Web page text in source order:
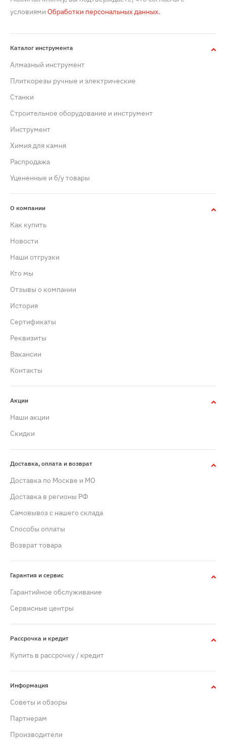
условиями Обработки персональных данных.
Каталог инструмента
Алмазный инструмент
Плиткорезы ручные и электрические
Станки
Строительное оборудование и инструмент
Инструмент
Химия для камня
Распродажа
Уцененные и б/у товары
О компании
Как купить
Новости
Наши отгрузки
Кто мы
Отзывы о компании
История
Сертификаты
Реквизиты
Вакансии
Контакты
Акции
Наши акции
Скидки
Доставка, оплата и возврат
Доставка по Москве и МО
Доставка в регионы РФ
Самовывоз с нашего склада
Способы оплаты
Возврат товара
Гарантия и сервис
Гарантийное обслуживание
Сервисные центры
Рассрочка и кредит
Купить в рассрочку / кредит
Информация
Советы и обзоры
Партнерам
Производители